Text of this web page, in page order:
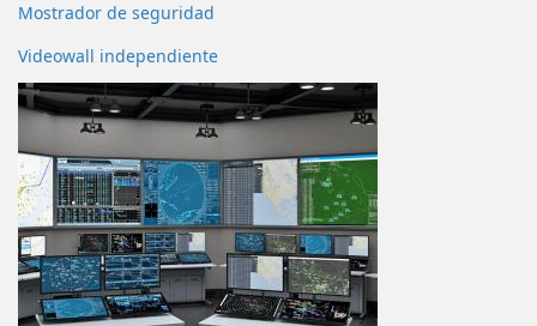
Mostrador de seguridad
Videowall independiente